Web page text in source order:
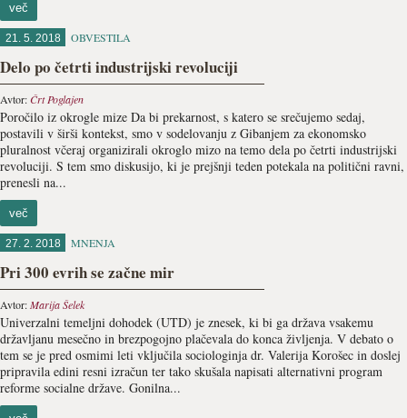
več
21. 5. 2018 OBVESTILA
Delo po četrti industrijski revoluciji
Avtor:Črt Poglajen
Poročilo iz okrogle mize Da bi prekarnost, s katero se srečujemo sedaj,
postavili v širši kontekst, smo v sodelovanju z Gibanjem za ekonomsko
pluralnost včeraj organizirali okroglo mizo na temo dela po četrti industrijski
revoluciji. S tem smo diskusijo, ki je prejšnji teden potekala na politični ravni,
prenesli na...
več
27. 2. 2018 MNENJA
Pri 300 evrih se začne mir
Avtor:Marija Šelek
Univerzalni temeljni dohodek (UTD) je znesek, ki bi ga država vsakemu
državljanu mesečno in brezpogojno plačevala do konca življenja. V debato o
tem se je pred osmimi leti vključila sociologinja dr. Valerija Korošec in doslej
pripravila edini resni izračun ter tako skušala napisati alternativni program
reforme socialne države. Gonilna...